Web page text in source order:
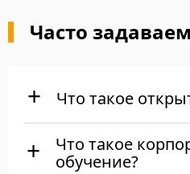
Часто
Что такое
Что такое
обучение?